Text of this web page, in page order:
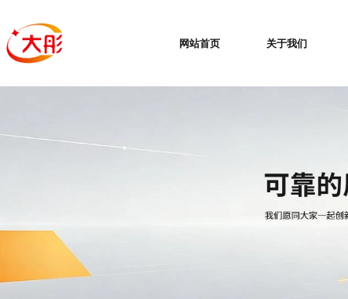
网站首页 关于我们